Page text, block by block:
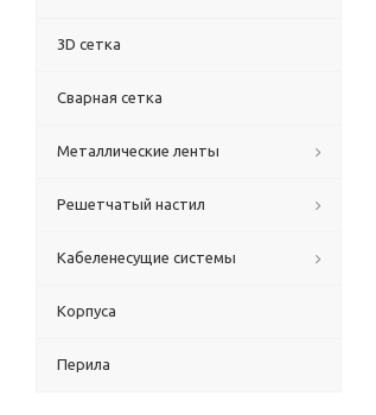
3D сетка
Сварная сетка
Металлические ленты
Решетчатый настил
Кабеленесущие системы
Корпуса
Перила